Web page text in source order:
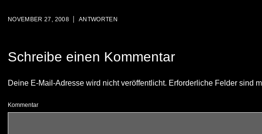
NOVEMBER 27, 2008 ANTWORTEN
Schreibe einen Kommentar
Deine E-Mail-Adresse wird nicht veröffentlicht. Erforderliche Felder sind
Kommentar